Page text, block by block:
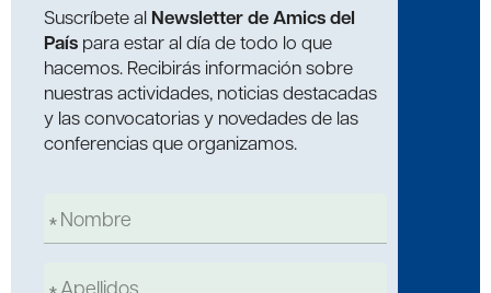
Suscríbete al Newsletter de Amics del
País para estar al día de todo lo que
hacemos. Recibirás información sobre
nuestras actividades, noticias destacadas
y las convocatorias y novedades de las
conferencias que organizamos.